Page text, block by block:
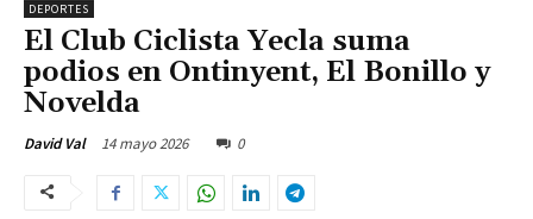
DEPORTES
El Club Ciclista Yecla suma
podios en Ontinyent, El Bonillo y
Novelda
David Val 14 mayo 2026 0